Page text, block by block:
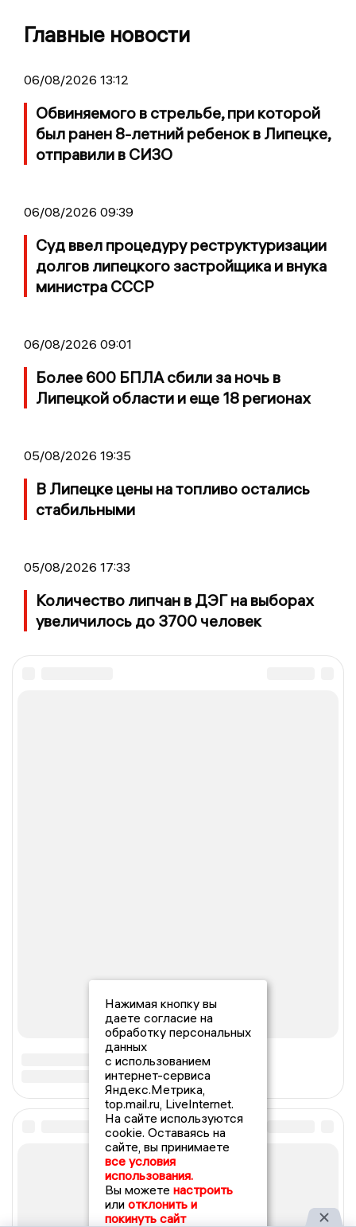
Главные новости
06/08/2026 13:12
Обвиняемого в стрельбе, при которой
был ранен 8-летний ребенок в Липецке,
отправили в СИЗО
06/08/2026 09:39
Суд ввел процедуру реструктуризации
долгов липецкого застройщика и внука
министра СССР
06/08/2026 09:01
Более 600 БПЛА сбили за ночь в
Липецкой области и еще 18 регионах
05/08/2026 19:35
В Липецке цены на топливо остались
стабильными
05/08/2026 17:33
Количество липчан в ДЭГ на выборах
увеличилось до 3700 человек
Нажимая кнопку вы
даете согласие на
обработку персональных
данных
с использованием
интернет-сервиса
Яндекс.Метрика,
top.mail.ru, LiveInternet.
На сайте используются
cookie. Оставаясь на
сайте, вы принимаете
все условия
использования.
Вы можете настроить
или отклонить и
покинуть сайт